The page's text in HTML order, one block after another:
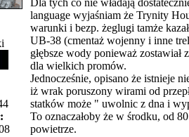
Dla tych co nie władają
language wyjaśniam że Trynity
warunki i bezp. żeglugi tamże
UB-38 (cmentaż wojenny i inne
głębsze wody ponieważ zostawiał
dla wielkich promów.
Jednocześnie, opisano że istnieje
iż wrak poruszony wirami od
statków może " uwolnic z dna i
To oznaczałoby że w środku, od
powietrze.